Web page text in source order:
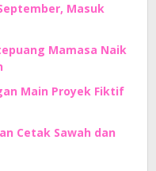
Masuk
Mamasa Naik
Main Proyek Fiktif
Cetak Sawah dan